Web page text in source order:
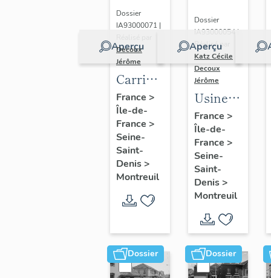
inventaire)
parisienne
de
tranchage
et
déroulage,
puis
société
Maréchaux,
puis
entrepôt
commercial
(détruit
après
inventaire)
Aperçu
Dossier
IA93000071 |
Decoux
Jérôme
Carrière,
plâtrière
et
briqueterie
Morel
(détruit)
France >
Île-de-
France >
Seine-
Saint-
Denis>
Montreuil
Aperçu
Dossier
IA93000054 |
Réalisé par
Katz Cécile
Decoux
Jérôme
Usine
de
construction
mécanique
André
Laubeuf
(détruit
après
inventaire)
France >
Île-de-
France >
Seine-
Saint-
Denis>
Montreuil
Dossier Dossier